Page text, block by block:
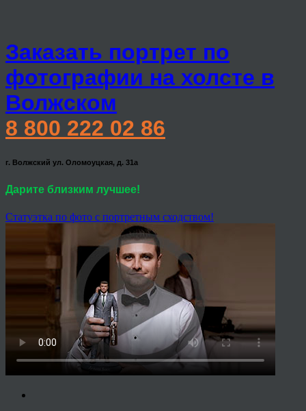
Заказать портрет по
фотографии на холсте в
Волжском
8 800 222 02 86
г. Волжский ул. Оломоуцкая, д. 31а
Дарите близким лучшее!
Статуэтка по фото с портретным сходством!